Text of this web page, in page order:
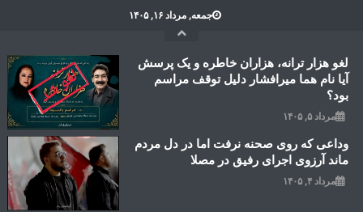
جمعه, مرداد ۱۶, ۱۴۰۵
لغو هزار ترانه، هزاران خاطره و یک پرسش
آیا نام هما میرافشار دلیل توقف مراسم
بود؟
مرداد ۵, ۱۴۰۵
وداعی که روی صحنه نرفت اما در دل مردم
ماند آرزوی اجرای رفیق در مصلا
مرداد ۴, ۱۴۰۵